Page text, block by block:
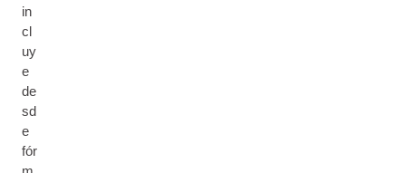
in
cl
uy
e
de
sd
e
fór